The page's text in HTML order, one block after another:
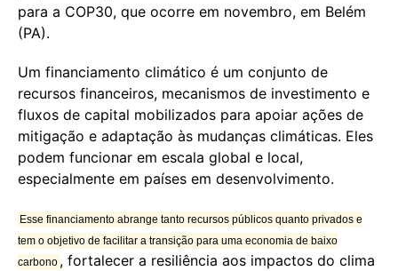
para a COP30, que ocorre em novembro, em Belém
(PA).
Um financiamento climático é um conjunto de
recursos financeiros, mecanismos de investimento e
fluxos de capital mobilizados para apoiar ações de
mitigação e adaptação às mudanças climáticas. Eles
podem funcionar em escala global e local,
especialmente em países em desenvolvimento.
Esse financiamento abrange tanto recursos públicos quanto privados e
tem o objetivo de facilitar a transição para uma economia de baixo
carbono , fortalecer a resiliência aos impactos do clima